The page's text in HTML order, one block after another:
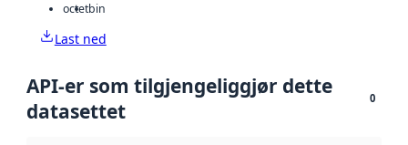
octetbin
Last ned
API-er som tilgjengeliggjør dette
datasettet
0